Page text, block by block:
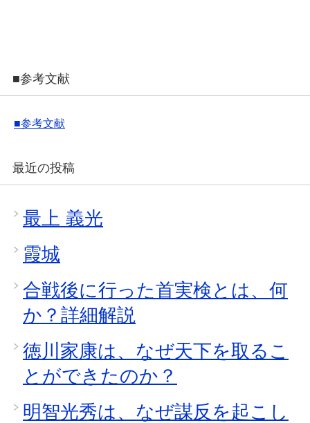
■参考文献
■参考文献
最近の投稿
最上 義光
霞城
合戦後に行った首実検とは、何
か？詳細解説
徳川家康は、なぜ天下を取るこ
とができたのか？
明智光秀は、なぜ謀反を起こし